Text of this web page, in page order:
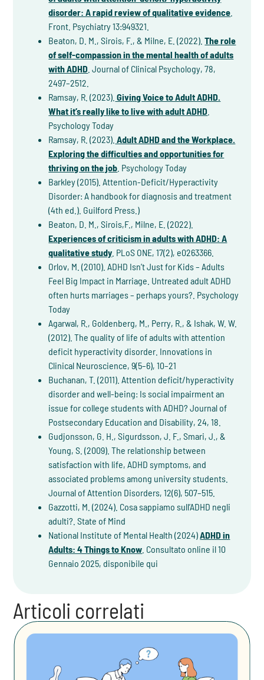
disorder: A rapid review of qualitative evidence
Front. Psychiatry 13:949321.
Beaton, D. M., Sirois, F., & Milne, E. (2022).The role
of self‐compassion in the mental health of adults
with ADHD . Journal of Clinical Psychology, 78,
2497–2512.
Ramsay, R. (2023). Giving Voice to Adult ADHD.
What it’s really like to live with adult ADHD
Psychology Today
Ramsay, R. (2023). Adult ADHD and the Workplace.
Exploring the difficulties and opportunities for
thriving on the job . Psychology Today
Barkley (2015). Attention-Deficit/Hyperactivity
Disorder: A handbook for diagnosis and treatment
(4th ed.). Guilford Press.)
Beaton, D. M., Sirois,F., Milne, E. (2022).
Experiences of criticism in adults with ADHD: A
qualitative study . PLoS ONE, 17(2), e0263366.
Orlov, M. (2010). ADHD Isn’t Just for Kids – Adults
Feel Big Impact in Marriage. Untreated adult ADHD
often hurts marriages – perhaps yours?. Psychology
Today
Agarwal, R., Goldenberg, M., Perry, R., & Ishak, W. W.
(2012). The quality of life of adults with attention
deficit hyperactivity disorder. Innovations in
Clinical Neuroscience, 9(5–6), 10–21
Buchanan, T. (2011). Attention deficit/hyperactivity
disorder and well‐being: Is social impairment an
issue for college students with ADHD? Journal of
Postsecondary Education and Disability, 24, 18.
Gudjonsson, G. H., Sigurdsson, J. F., Smari, J., &
Young, S. (2009). The relationship between
satisfaction with life, ADHD symptoms, and
associated problems among university students.
Journal of Attention Disorders, 12(6), 507–515.
Gazzotti, M. (2024). Cosa sappiamo sull’ADHD negli
adulti?. State of Mind
National Institute of Mental Health (2024)ADHD in
Adults: 4 Things to Know . Consultato online il 10
Gennaio 2025, disponibile qui
Articoli correlati